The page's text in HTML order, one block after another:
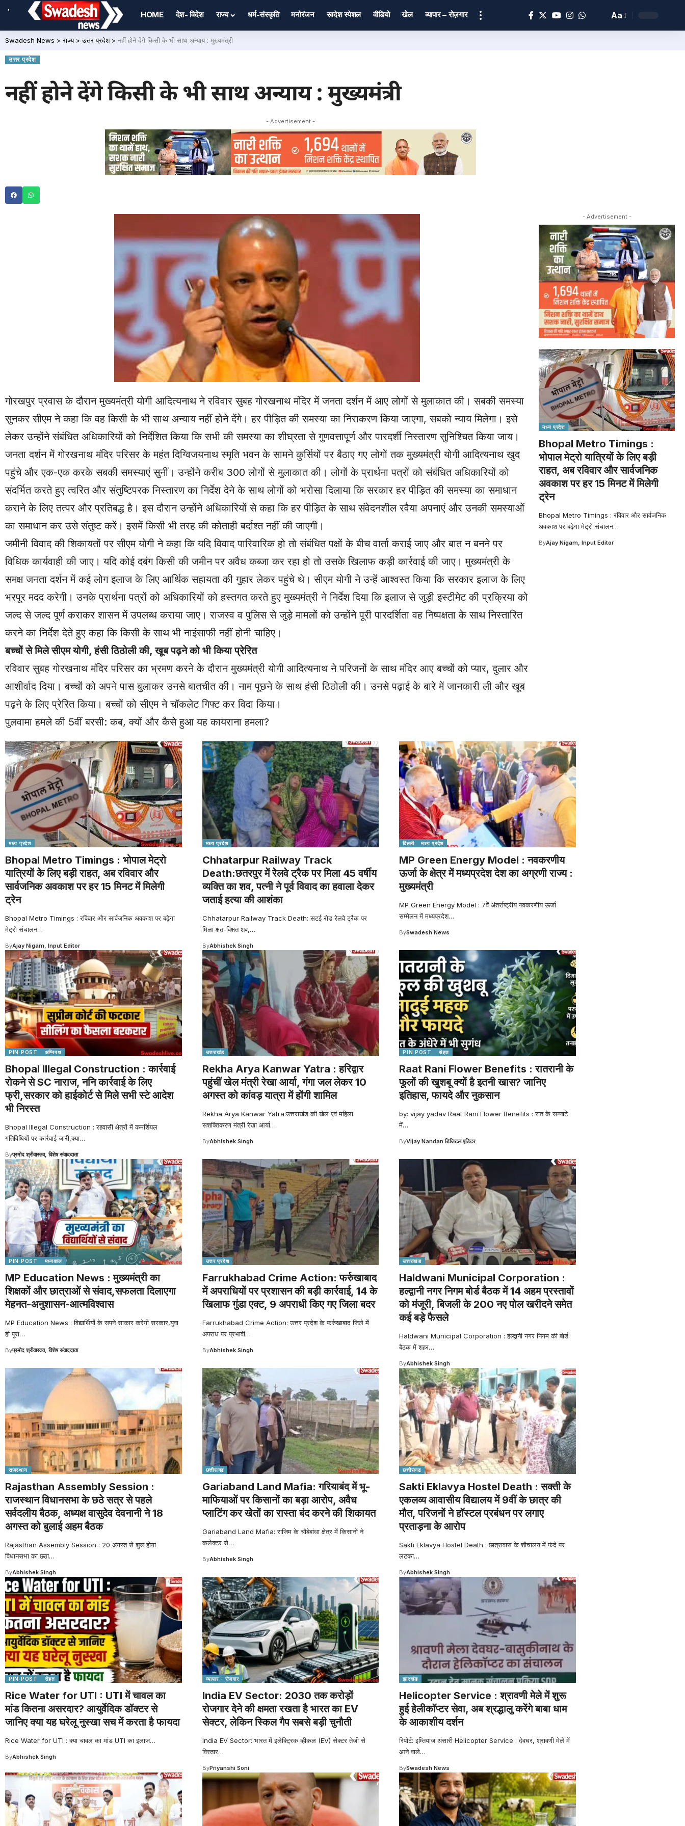
,
HOME देश- विदेश राज्य धर्म-संस्कृति मनोरंजन स्वदेश स्पेशल वीडियो खेल व्यापार – रोज़गार Aa
Swadesh News >राज्य>उत्तर प्रदेश> नहीं होने देंगे किसी के भी साथ अन्याय : मुख्यमंत्री
उत्तर प्रदेश
नहीं होने देंगे किसी के भी साथ अन्याय : मुख्यमंत्री
- Advertisement -
गोरखपुर प्रवास के दौरान मुख्यमंत्री योगी आदित्यनाथ ने रविवार सुबह गोरखनाथ मंदिर में जनता दर्शन में आए लोगों से मुलाकात की। सबकी समस्या
सुनकर सीएम ने कहा कि वह किसी के भी साथ अन्याय नहीं होने देंगे। हर पीड़ित की समस्या का निराकरण किया जाएगा, सबको न्याय मिलेगा। इसे
लेकर उन्होंने संबंधित अधिकारियों को निर्देशित किया कि सभी की समस्या का शीघ्रता से गुणवत्तापूर्ण और पारदर्शी निस्तारण सुनिश्चित किया जाय।
जनता दर्शन में गोरखनाथ मंदिर परिसर के महंत दिग्विजयनाथ स्मृति भवन के सामने कुर्सियों पर बैठाए गए लोगों तक मुख्यमंत्री योगी आदित्यनाथ खुद
पहुंचे और एक-एक करके सबकी समस्याएं सुनीं। उन्होंने करीब 300 लोगों से मुलाकात की। लोगों के प्रार्थना पत्रों को संबंधित अधिकारियों को
संदर्भित करते हुए त्वरित और संतुष्टिपरक निस्तारण का निर्देश देने के साथ लोगों को भरोसा दिलाया कि सरकार हर पीड़ित की समस्या का समाधान
कराने के लिए तत्पर और प्रतिबद्ध है। इस दौरान उन्होंने अधिकारियों से कहा कि हर पीड़ित के साथ संवेदनशील रवैया अपनाएं और उनकी समस्याओं
का समाधान कर उसे संतुष्ट करें। इसमें किसी भी तरह की कोताही बर्दाश्त नहीं की जाएगी।
जमीनी विवाद की शिकायतों पर सीएम योगी ने कहा कि यदि विवाद पारिवारिक हो तो संबंधित पक्षों के बीच वार्ता कराई जाए और बात न बनने पर
विधिक कार्यवाही की जाए। यदि कोई दबंग किसी की जमीन पर अवैध कब्जा कर रहा हो तो उसके खिलाफ कड़ी कार्रवाई की जाए। मुख्यमंत्री के
समक्ष जनता दर्शन में कई लोग इलाज के लिए आर्थिक सहायता की गुहार लेकर पहुंचे थे। सीएम योगी ने उन्हें आश्वस्त किया कि सरकार इलाज के लिए
भरपूर मदद करेगी। उनके प्रार्थना पत्रों को अधिकारियों को हस्तगत करते हुए मुख्यमंत्री ने निर्देश दिया कि इलाज से जुड़ी इस्टीमेट की प्रक्रिया को
जल्द से जल्द पूर्ण कराकर शासन में उपलब्ध कराया जाए। राजस्व व पुलिस से जुड़े मामलों को उन्होंने पूरी पारदर्शिता वह निष्पक्षता के साथ निस्तारित
करने का निर्देश देते हुए कहा कि किसी के साथ भी नाइंसाफी नहीं होनी चाहिए।
बच्चों से मिले सीएम योगी, हंसी ठिठोली की, खूब पढ़ने को भी किया प्रेरित
रविवार सुबह गोरखनाथ मंदिर परिसर का भ्रमण करने के दौरान मुख्यमंत्री योगी आदित्यनाथ ने परिजनों के साथ मंदिर आए बच्चों को प्यार, दुलार और
आशीर्वाद दिया। बच्चों को अपने पास बुलाकर उनसे बातचीत की। नाम पूछने के साथ हंसी ठिठोली की। उनसे पढ़ाई के बारे में जानकारी ली और खूब
पढ़ने के लिए प्रेरित किया। बच्चों को सीएम ने चॉकलेट गिफ्ट कर विदा किया।
पुलवामा हमले की 5वीं बरसी: कब, क्यों और कैसे हुआ यह कायराना हमला?
- Advertisement -
मध्य प्रदेश
Bhopal Metro Timings :
भोपाल मेट्रो यात्रियों के लिए बड़ी
राहत, अब रविवार और सार्वजनिक
अवकाश पर हर 15 मिनट में मिलेगी
ट्रेन
Bhopal Metro Timings : रविवार और सार्वजनिक
अवकाश पर बढ़ेगा मेट्रो संचालन…
ByAjay Nigam, Input Editor
मध्य प्रदेश
Bhopal Metro Timings : भोपाल मेट्रो
यात्रियों के लिए बड़ी राहत, अब रविवार और
सार्वजनिक अवकाश पर हर 15 मिनट में मिलेगी
ट्रेन
Bhopal Metro Timings : रविवार और सार्वजनिक अवकाश पर बढ़ेगा
मेट्रो संचालन…
ByAjay Nigam, Input Editor
मध्य प्रदेश
Chhatarpur Railway Track
Death:छतरपुर में रेलवे ट्रैक पर मिला 45 वर्षीय
व्यक्ति का शव, पत्नी ने पूर्व विवाद का हवाला देकर
जताई हत्या की आशंका
Chhatarpur Railway Track Death: सटई रोड रेलवे ट्रैक पर
मिला क्षत-विक्षत शव,…
ByAbhishek Singh
दिल्ली मध्य प्रदेश
MP Green Energy Model : नवकरणीय
ऊर्जा के क्षेत्र में मध्यप्रदेश देश का अग्रणी राज्य :
मुख्यमंत्री
MP Green Energy Model : 7वें अंतर्राष्ट्रीय नवकरणीय ऊर्जा
सम्मेलन में मध्यप्रदेश…
BySwadesh News
PIN POST अग्निपथ
Bhopal Illegal Construction : कार्रवाई
रोकने से SC नाराज, ननि कार्रवाई के लिए
फ्री,सरकार को हाईकोर्ट से मिले सभी स्टे आदेश
भी निरस्त
Bhopal Illegal Construction : रहवासी क्षेत्रों में कमर्शियल
गतिविधियों पर कार्रवाई जारी,क्या…
Byप्रमोद श्रीवास्तव, विशेष संवाददाता
उत्तराखंड
Rekha Arya Kanwar Yatra : हरिद्वार
पहुंचीं खेल मंत्री रेखा आर्या, गंगा जल लेकर 10
अगस्त को कांवड़ यात्रा में होंगी शामिल
Rekha Arya Kanwar Yatra:उत्तराखंड की खेल एवं महिला
सशक्तिकरण मंत्री रेखा आर्या…
ByAbhishek Singh
PIN POST सेहत
Raat Rani Flower Benefits : रातरानी के
फूलों की खुशबू क्यों है इतनी खास? जानिए
इतिहास, फायदे और नुकसान
by: vijay yadav Raat Rani Flower Benefits : रात के सन्नाटे
में…
ByVijay Nandan डिजिटल एडिटर
PIN POST मध्यकाल
MP Education News : मुख्यमंत्री का
शिक्षकों और छात्राओं से संवाद,सफलता दिलाएगा
मेहनत-अनुशासन-आत्मविश्वास
MP Education News : विद्यार्थियों के सपने साकार करेगी सरकार,युवा
ही पूरा…
Byप्रमोद श्रीवास्तव, विशेष संवाददाता
उत्तर प्रदेश
Farrukhabad Crime Action: फर्रुखाबाद
में अपराधियों पर प्रशासन की बड़ी कार्रवाई, 14 के
खिलाफ गुंडा एक्ट, 9 अपराधी किए गए जिला बदर
Farrukhabad Crime Action: उत्तर प्रदेश के फर्रुखाबाद जिले में
अपराध पर प्रभावी…
ByAbhishek Singh
उत्तराखंड
Haldwani Municipal Corporation :
हल्द्वानी नगर निगम बोर्ड बैठक में 14 अहम प्रस्तावों
को मंजूरी, बिजली के 200 नए पोल खरीदने समेत
कई बड़े फैसले
Haldwani Municipal Corporation : हल्द्वानी नगर निगम की बोर्ड
बैठक में शहर…
ByAbhishek Singh
राजस्थान
Rajasthan Assembly Session :
राजस्थान विधानसभा के छठे सत्र से पहले
सर्वदलीय बैठक, अध्यक्ष वासुदेव देवनानी ने 18
अगस्त को बुलाई अहम बैठक
Rajasthan Assembly Session : 20 अगस्त से शुरू होगा
विधानसभा का छठा…
ByAbhishek Singh
छत्तीसगढ
Gariaband Land Mafia: गरियाबंद में भू-
माफियाओं पर किसानों का बड़ा आरोप, अवैध
प्लाटिंग कर खेतों का रास्ता बंद करने की शिकायत
Gariaband Land Mafia: राजिम के चौबेबांधा क्षेत्र में किसानों ने
कलेक्टर से…
ByAbhishek Singh
छत्तीसगढ
Sakti Eklavya Hostel Death : सक्ती के
एकलव्य आवासीय विद्यालय में 9वीं के छात्र की
मौत, परिजनों ने हॉस्टल प्रबंधन पर लगाए
प्रताड़ना के आरोप
Sakti Eklavya Hostel Death : छात्रावास के शौचालय में फंदे पर
लटका…
ByAbhishek Singh
PIN POST सेहत
Rice Water for UTI : UTI में चावल का
मांड कितना असरदार? आयुर्वेदिक डॉक्टर से
जानिए क्या यह घरेलू नुस्खा सच में करता है फायदा
Rice Water for UTI : क्या चावल का मांड UTI का इलाज…
ByAbhishek Singh
व्यापार - रोज़गार
India EV Sector: 2030 तक करोड़ों
रोजगार देने की क्षमता रखता है भारत का EV
सेक्टर, लेकिन स्किल गैप सबसे बड़ी चुनौती
India EV Sector: भारत में इलेक्ट्रिक व्हीकल (EV) सेक्टर तेजी से
विस्तार…
ByPriyanshi Soni
झारखंड
Helicopter Service : श्रावणी मेले में शुरू
हुई हेलीकॉप्टर सेवा, अब श्रद्धालु करेंगे बाबा धाम
के आकाशीय दर्शन
रिपोर्ट: इम्तियाज अंसारी Helicopter Service : देवघर, श्रावणी मेले में
आने वाले…
BySwadesh News